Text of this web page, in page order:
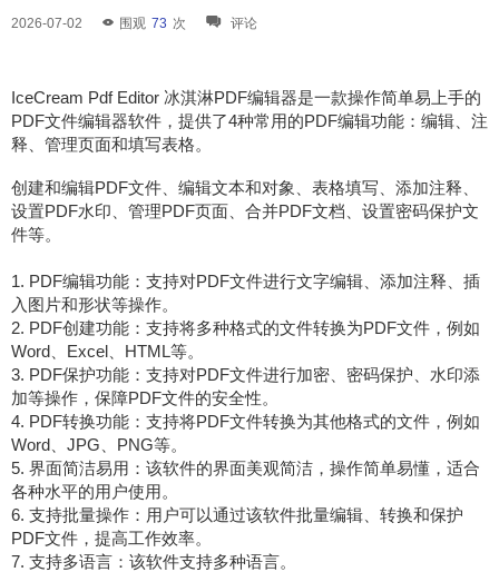
2026-07-02 围观 73 次 评论
IceCream Pdf Editor 冰淇淋PDF编辑器是一款操作简单易上手的
PDF文件编辑器软件，提供了4种常用的PDF编辑功能：编辑、注
释、管理页面和填写表格。
创建和编辑PDF文件、编辑文本和对象、表格填写、添加注释、
设置PDF水印、管理PDF页面、合并PDF文档、设置密码保护文
件等。
1. PDF编辑功能：支持对PDF文件进行文字编辑、添加注释、插
入图片和形状等操作。
2. PDF创建功能：支持将多种格式的文件转换为PDF文件，例如
Word、Excel、HTML等。
3. PDF保护功能：支持对PDF文件进行加密、密码保护、水印添
加等操作，保障PDF文件的安全性。
4. PDF转换功能：支持将PDF文件转换为其他格式的文件，例如
Word、JPG、PNG等。
5. 界面简洁易用：该软件的界面美观简洁，操作简单易懂，适合
各种水平的用户使用。
6. 支持批量操作：用户可以通过该软件批量编辑、转换和保护
PDF文件，提高工作效率。
7. 支持多语言：该软件支持多种语言。